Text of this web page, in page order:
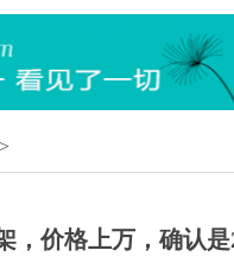
，价格上万，确认是